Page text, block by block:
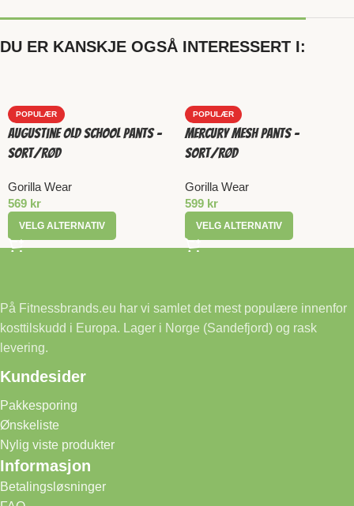
DU ER KANSKJE OGSÅ INTERESSERT I:
POPULÆR
Augustine Old School Pants –
Sort/Rød
Gorilla Wear
569 kr
VELG ALTERNATIV
POPULÆR
Mercury Mesh Pants –
Sort/Rød
Gorilla Wear
599 kr
VELG ALTERNATIV
På Fitnessbrands.eu har vi samlet det mest populære innenfor
kosttilskudd i Europa. Lager i Norge (Sandefjord) og rask
levering.
Kundesider
Pakkesporing
Ønskeliste
Nylig viste produkter
Informasjon
Betalingsløsninger